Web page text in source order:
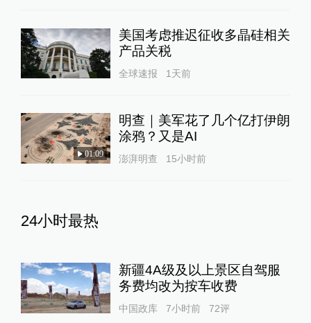
美国考虑推迟征收多晶硅相关
产品关税
全球速报 1天前
01:09
明查｜美军花了几个亿打伊朗
涂鸦？又是AI
澎湃明查 15小时前
24小时最热
新疆4A级及以上景区自驾服
务费均改为按车收费
中国政库 7小时前 72评